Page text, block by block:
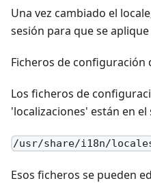
Una vez cambiado el
sesión para que se aplique
Ficheros de configuración
Los ficheros de
'localizaciones' están en
/usr/share/i18n/
Esos ficheros se pueden